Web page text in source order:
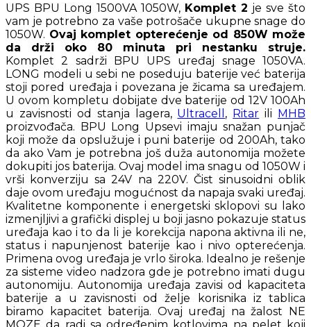
UPS BPU Long 1500VA 1050W, Komplet 2 je sve što
vam je potrebno za vaše potrošače ukupne snage do
1050W. Ovaj komplet opterećenje od 850W može
da drži oko 80 minuta pri nestanku struje.
Komplet 2 sadrži BPU UPS uređaj snage 1050VA.
LONG modeli u sebi ne poseduju baterije već baterija
stoji pored uređaja i povezana je žicama sa uređajem.
U ovom kompletu dobijate dve baterije od 12V 100Ah
u zavisnosti od stanja lagera, Ultracell , Ritar ili MHB
proizvođača. BPU Long Upsevi imaju snažan punjač
koji može da opslužuje i puni baterije od 200Ah, tako
da ako Vam je potrebna još duža autonomija možete
dokupiti jos baterija. Ovaj model ima snagu od 1050W i
vrši konverziju sa 24V na 220V. Čist sinusoidni oblik
daje ovom uređaju mogućnost da napaja svaki uređaj.
Kvalitetne komponente i energetski sklopovi su lako
izmenjljivi a grafički displej u boji jasno pokazuje status
uređaja kao i to da li je korekcija napona aktivna ili ne,
status i napunjenost baterije kao i nivo opterećenja.
Primena ovog uređaja je vrlo široka. Idealno je rešenje
za sisteme video nadzora gde je potrebno imati dugu
autonomiju. Autonomija uređaja zavisi od kapaciteta
baterije a u zavisnosti od želje korisnika iz tablica
biramo kapacitet baterija. Ovaj uređaj na žalost NE
MOZE da radi sa određenim kotlovima na pelet koji